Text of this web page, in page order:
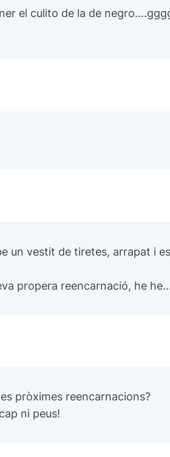
el culito de la de
un vestit de tiretes, arrapat i
propera reencarnació, he
pròximes reencarnacions?
ni peus!